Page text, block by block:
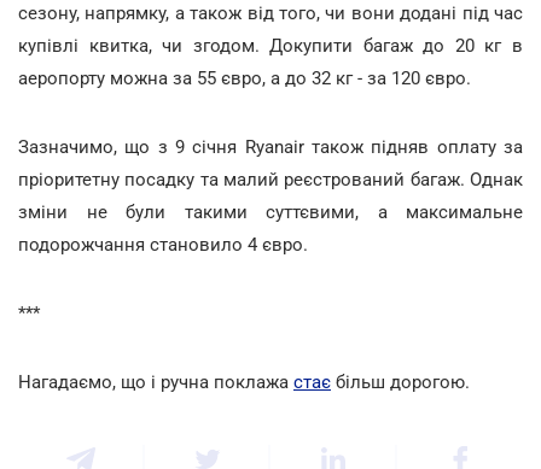
сезону, напрямку, а також від того, чи вони додані під час
купівлі квитка, чи згодом. Докупити багаж до 20 кг в
аеропорту можна за 55 євро, а до 32 кг - за 120 євро.
Зазначимо, що з 9 січня Ryanair також підняв оплату за
пріоритетну посадку та малий реєстрований багаж. Однак
зміни не були такими суттєвими, а максимальне
подорожчання становило 4 євро.
***
Нагадаємо, що і ручна поклажа стає більш дорогою.